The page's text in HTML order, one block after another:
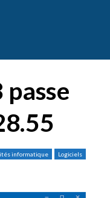
informatique Logiciels